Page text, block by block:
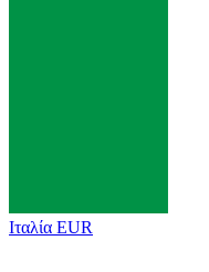
Ιταλία EUR